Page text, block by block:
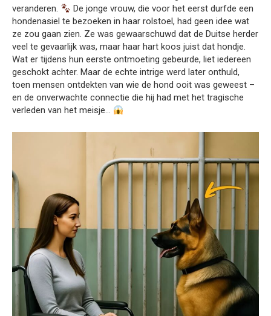
veranderen.
De jonge vrouw, die voor het eerst durfde een
hondenasiel te bezoeken in haar rolstoel, had geen idee wat
ze zou gaan zien. Ze was gewaarschuwd dat de Duitse herder
veel te gevaarlijk was, maar haar hart koos juist dat hondje.
Wat er tijdens hun eerste ontmoeting gebeurde, liet iedereen
geschokt achter. Maar de echte intrige werd later onthuld,
toen mensen ontdekten van wie de hond ooit was geweest –
en de onverwachte connectie die hij had met het tragische
verleden van het meisje…